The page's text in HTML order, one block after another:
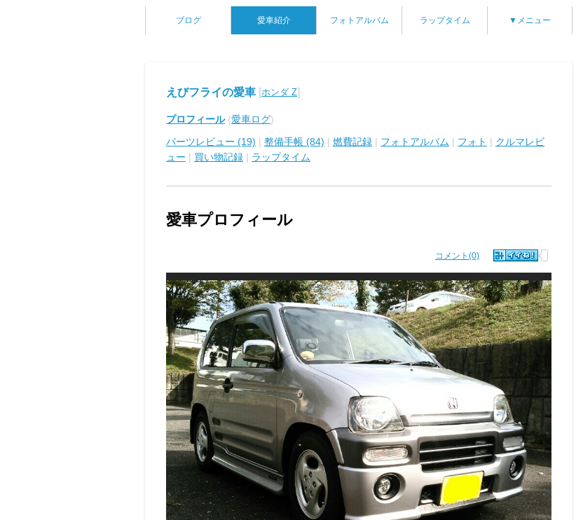
ブログ 愛車紹介 フォトアルバム ラップタイム ▼メニュー
えびフライの愛車 [ホンダ Z]
プロフィール(愛車ログ)
パーツレビュー (19) | 整備手帳 (84) | 燃費記録 | フォトアルバム | フォト | クルマレビ
ュー | 買い物記録 | ラップタイム
愛車プロフィール
コメント(0)